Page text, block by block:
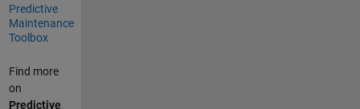
Predictive
Maintenance
Toolbox
Find more
on
Predictive